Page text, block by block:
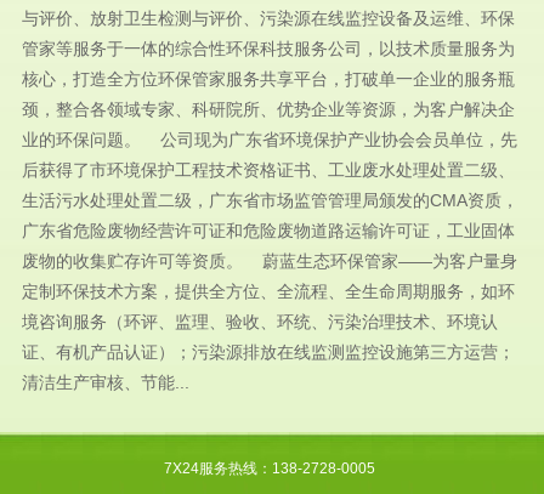
与评价、放射卫生检测与评价、污染源在线监控设备及运维、环保
管家等服务于一体的综合性环保科技服务公司，以技术质量服务为
核心，打造全方位环保管家服务共享平台，打破单一企业的服务瓶
颈，整合各领域专家、科研院所、优势企业等资源，为客户解决企
业的环保问题。 公司现为广东省环境保护产业协会会员单位，先
后获得了市环境保护工程技术资格证书、工业废水处理处置二级、
生活污水处理处置二级，广东省市场监管管理局颁发的CMA资质，
广东省危险废物经营许可证和危险废物道路运输许可证，工业固体
废物的收集贮存许可等资质。 蔚蓝生态环保管家——为客户量身
定制环保技术方案，提供全方位、全流程、全生命周期服务，如环
境咨询服务（环评、监理、验收、环统、污染治理技术、环境认
证、有机产品认证）；污染源排放在线监测监控设施第三方运营；
清洁生产审核、节能...
7X24服务热线：138-2728-0005